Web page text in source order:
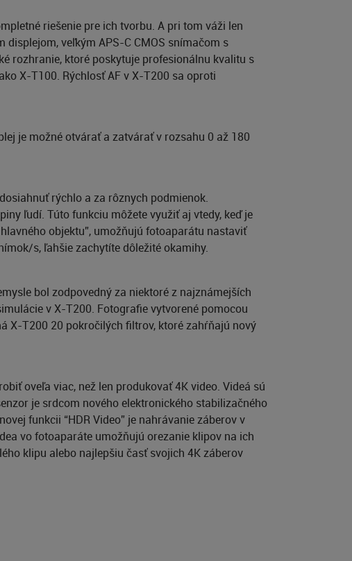
riešenie pre ich tvorbu. A pri tom váži len
veľkým APS-C CMOS snímačom s
rozhranie, ktoré poskytuje profesionálnu kvalitu s
X-T100. Rýchlosť AF v X-T200 sa oproti
je možné otvárať a zatvárať v rozsahu 0 až 180
rýchlo a za rôznych podmienok.
ľudí. Túto funkciu môžete využiť aj vtedy, keď je
objektu”, umožňujú fotoaparátu nastaviť
s, ľahšie zachytíte dôležité okamihy.
bol zodpovedný za niektoré z najznámejších
v X-T200. Fotografie vytvorené pomocou
X-T200 20 pokročilých filtrov, ktoré zahŕňajú nový
oveľa viac, než len produkovať 4K video. Videá sú
je srdcom nového elektronického stabilizačného
funkcii “HDR Video” je nahrávanie záberov v
vo fotoaparáte umožňujú orezanie klipov na ich
klipu alebo najlepšiu časť svojich 4K záberov